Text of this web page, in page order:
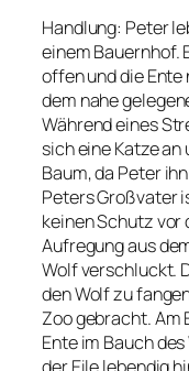
Handlung: Peter
einem Bauernhof.
offen und die
dem nahe
Während eines
sich eine Katze
Baum, da Peter
Peters Großvater
keinen Schutz vor
Aufregung aus
Wolf verschluckt.
den Wolf zu
Zoo gebracht. Am
Ente im Bauch